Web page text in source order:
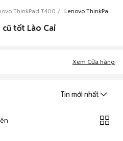
ThinkPad T400 Lenovo ThinkPad
tốt Lào Cai
Xem Cửa hàng
Tin mới nhất